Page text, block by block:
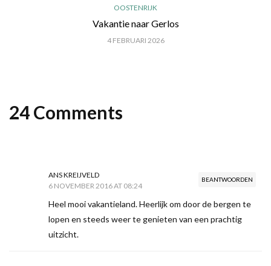
OOSTENRIJK
Vakantie naar Gerlos
4 FEBRUARI 2026
24 Comments
BEANTWOORDEN
ANS KREIJVELD
6 NOVEMBER 2016 AT 08:24
Heel mooi vakantieland. Heerlijk om door de bergen te
lopen en steeds weer te genieten van een prachtig
uitzicht.